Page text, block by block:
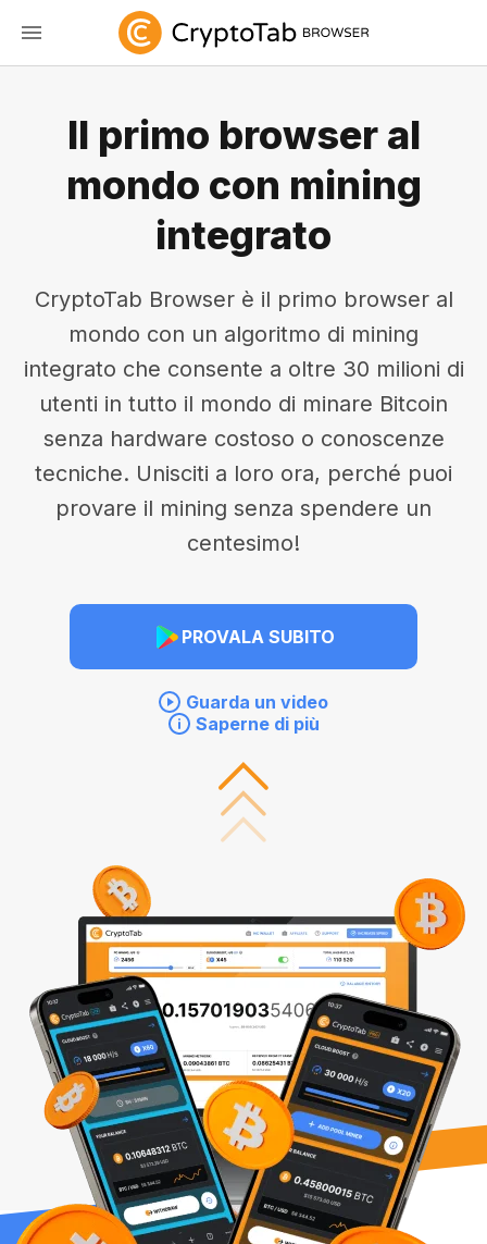
Il primo browser al
mondo con mining
integrato
CryptoTab Browser è il primo browser al
mondo con un algoritmo di mining
integrato che consente a oltre 30 milioni di
utenti in tutto il mondo di minare Bitcoin
senza hardware costoso o conoscenze
tecniche. Unisciti a loro ora, perché puoi
provare il mining senza spendere un
centesimo!
PROVALA SUBITO
Guarda un video
Saperne di più